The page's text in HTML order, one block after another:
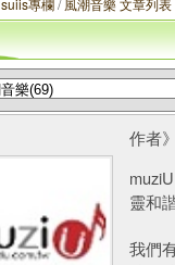
suiis專欄/風潮音樂 文章列表
作者
靈和
我們